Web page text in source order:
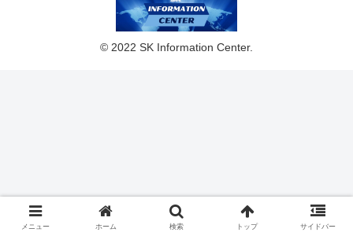
© 2022 SK Information Center.
メニュー ホーム 検索 トップ サイドバー